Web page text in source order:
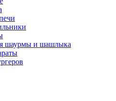
шаурмы и шашлыка